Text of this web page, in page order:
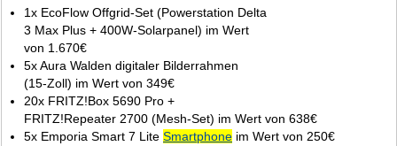
1x EcoFlow Offgrid-Set (Powerstation Delta
3 Max Plus + 400W-Solarpanel) im Wert
von 1.670€
5x Aura Walden digitaler Bilderrahmen
(15‑Zoll) im Wert von 349€
20x FRITZ!Box 5690 Pro +
FRITZ!Repeater 2700 (Mesh‑Set) im Wert von 638€
5x Emporia Smart 7 Lite Smartphone im Wert von 250€